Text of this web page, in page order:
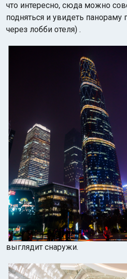
что интересно, сюда можно
подняться и увидеть панораму
через лобби отеля) .
выглядит снаружи.